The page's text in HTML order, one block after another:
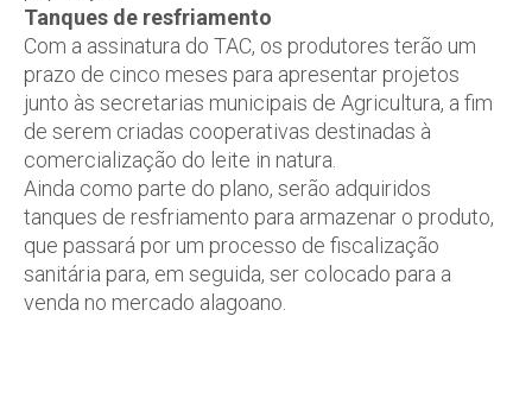
Tanques de resfriamento
Com a assinatura do TAC, os produtores terão um
prazo de cinco meses para apresentar projetos
junto às secretarias municipais de Agricultura, a fim
de serem criadas cooperativas destinadas à
comercialização do leite in natura.
Ainda como parte do plano, serão adquiridos
tanques de resfriamento para armazenar o produto,
que passará por um processo de fiscalização
sanitária para, em seguida, ser colocado para a
venda no mercado alagoano.